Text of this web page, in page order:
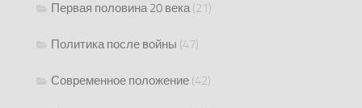
Первая половина 20 века(21)
Политика после войны (47)
Современное положение (42)